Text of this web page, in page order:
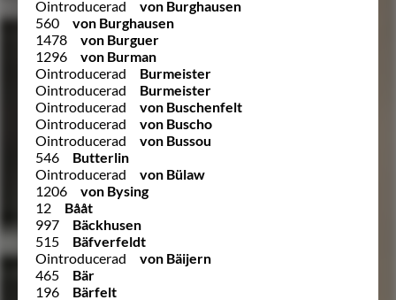
Ointroducerad
von Burghausen
560
von Burghausen
1478
von Burguer
1296
von Burman
Ointroducerad
Burmeister
Ointroducerad
Burmeister
Ointroducerad
von Buschenfelt
Ointroducerad
von Buscho
Ointroducerad
von Bussou
546
Butterlin
Ointroducerad
von Bülaw
1206
von Bysing
12
Bååt
997
Bäckhusen
515
Bäfverfeldt
Ointroducerad
von Bäijern
465
Bär
196
Bärfelt